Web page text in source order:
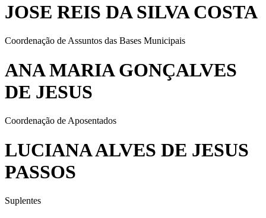
JOSE REIS DA SILVA COSTA
Coordenação de Assuntos das Bases Municipais
ANA MARIA GONÇALVES
DE JESUS
Coordenação de Aposentados
LUCIANA ALVES DE JESUS
PASSOS
Suplentes